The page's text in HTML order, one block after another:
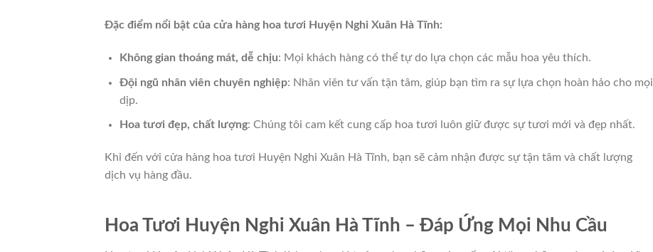
Đặc điểm nổi bật của cửa hàng hoa tươi Huyện Nghi Xuân Hà Tĩnh:
Không gian thoáng mát, dễ chịu: Mọi khách hàng có thể tự do lựa chọn các mẫu hoa yêu thích.
Đội ngũ nhân viên chuyên nghiệp: Nhân viên tư vấn tận tâm, giúp bạn tìm ra sự lựa chọn hoàn hảo cho mọi
dịp.
Hoa tươi đẹp, chất lượng: Chúng tôi cam kết cung cấp hoa tươi luôn giữ được sự tươi mới và đẹp nhất.
Khi đến với cửa hàng hoa tươi Huyện Nghi Xuân Hà Tĩnh, bạn sẽ cảm nhận được sự tận tâm và chất lượng
dịch vụ hàng đầu.
Hoa Tươi Huyện Nghi Xuân Hà Tĩnh – Đáp Ứng Mọi Nhu Cầu